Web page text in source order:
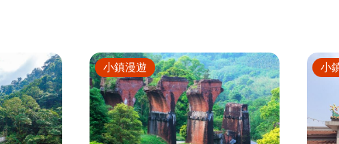
小鎮漫遊 小